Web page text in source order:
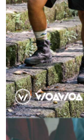
[Arahan
Pembayaran
berasingan dan tidak
pembayaran akan
Selepas mengakses
menyelesaikan
bar kedai
JKOPay, atau iPASS
[Nota Penting]
Tempoh
ditambah dengan
boleh melanjutkan
pesanan. Walau
menerima pesanan
prapesanan atau
lama untuk
kepada AFTEE
Kedua, Sekatan
1. Jumlah yang
NT$10,000. Amaun
NT$1,000 atau lebih
付款後7-11取貨
NT$100/pesanan |
NT$1,000 atau
宅配
NT$100/pesanan |
NT$1,000 atau